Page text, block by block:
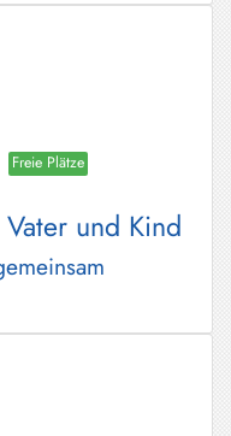
Freie Plätze
und Kind